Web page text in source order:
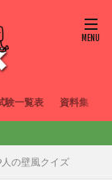
験一覧表 資料集
人の壁風クイズ